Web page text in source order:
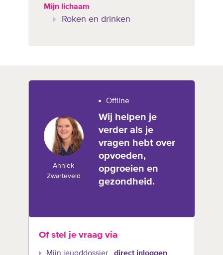
Mijn lichaam
Roken en drinken
Anniek
Zwarteveld
Offline
Wij helpen je
verder als je
vragen hebt over
opvoeden,
opgroeien en
gezondheid.
Of stel je vraag via